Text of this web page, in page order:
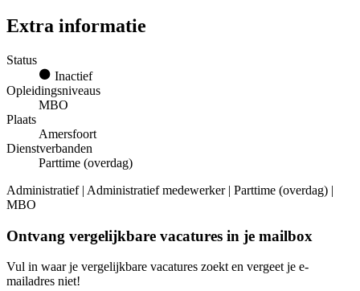
Extra informatie
Status
Inactief
Opleidingsniveaus
MBO
Plaats
Amersfoort
Dienstverbanden
Parttime (overdag)
Administratief | Administratief medewerker | Parttime (overdag) |
MBO
Ontvang vergelijkbare vacatures in je mailbox
Vul in waar je vergelijkbare vacatures zoekt en vergeet je e-
mailadres niet!